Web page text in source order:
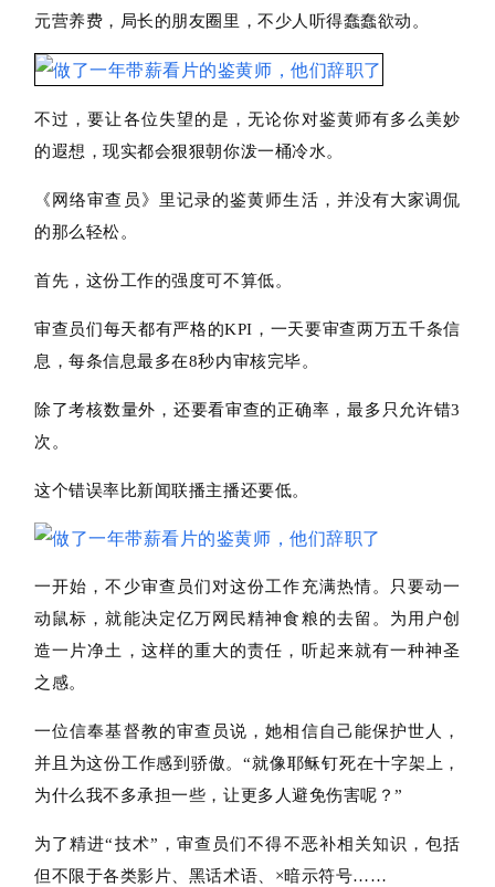
元营养费，局长的朋友圈里，不少人听得蠢蠢欲动。
不过，要让各位失望的是，无论你对鉴黄师有多么美妙
的遐想，现实都会狠狠朝你泼一桶冷水。
《网络审查员》里记录的鉴黄师生活，并没有大家调侃
的那么轻松。
首先，这份工作的强度可不算低。
审查员们每天都有严格的KPI，一天要审查两万五千条信
息，每条信息最多在8秒内审核完毕。
除了考核数量外，还要看审查的正确率，最多只允许错3
次。
这个错误率比新闻联播主播还要低。
一开始，不少审查员们对这份工作充满热情。
只要动一
动鼠标，就能决定亿万网民精神食粮的去留 。为用户创
造一片净土，这样的重大的责任，听起来就有一种神圣
之感。
一位信奉基督教的审查员说，她相信自己能保护世人，
并且为这份工作感到骄傲。“就像耶稣钉死在十字架上，
为什么我不多承担一些，让更多人避免伤害呢？”
为了精进“技术”，审查员们不得不恶补相关知识，包括
但不限于各类影片、黑话术语、×暗示符号……